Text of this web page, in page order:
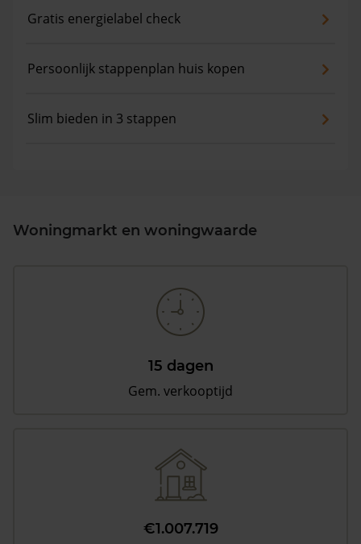
Gratis energielabel check
Persoonlijk stappenplan huis kopen
Slim bieden in 3 stappen
Woningmarkt en woningwaarde
15 dagen
Gem. verkooptijd
€1.007.719